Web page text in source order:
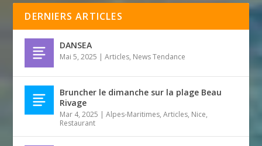
DERNIERS ARTICLES
DANSEA
Mai 5, 2025 |Articles, News Tendance
Bruncher le dimanche sur la plage Beau
Rivage
Mar 4, 2025 |Alpes-Maritimes,Articles, Nice,
Restaurant